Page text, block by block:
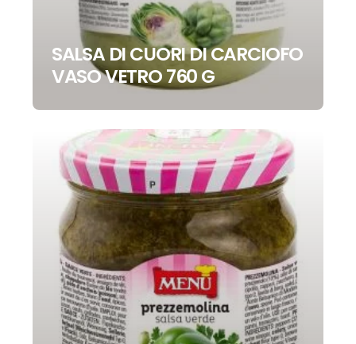
SALSA DI CUORI DI CARCIOFO
VASO VETRO 760 G